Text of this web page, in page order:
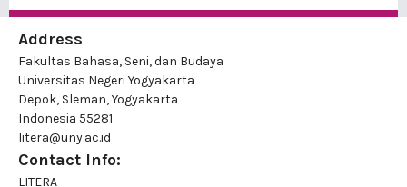
Address
Fakultas Bahasa, Seni, dan Budaya
Universitas Negeri Yogyakarta
Depok, Sleman, Yogyakarta
Indonesia 55281
litera@uny.ac.id
Contact Info:
LITERA